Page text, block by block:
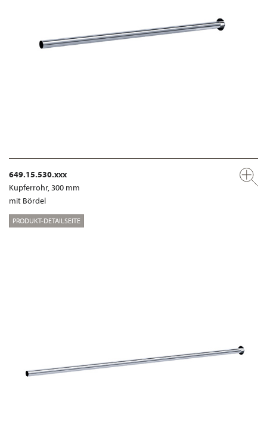
649.15.530.xxx
Kupferrohr, 300 mm
mit Bördel
PRODUKT-DETAILSEITE